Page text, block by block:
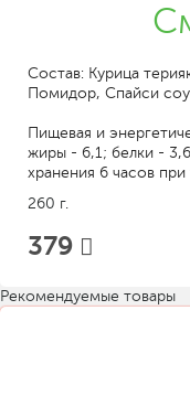
Состав: Курица
Помидор, Спайси
Пищевая и
жиры - 6,1; белки -
хранения 6 часов
260 г.
379
Рекомендуемые товары